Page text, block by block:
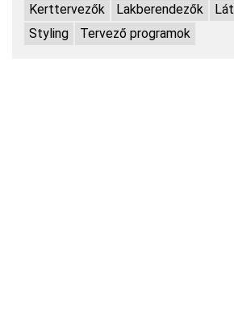
Kerttervezők
Lakberendezők
Styling
Tervező programok